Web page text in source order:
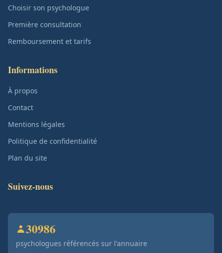
Choisir son psychologue
Première consultation
Remboursement et tarifs
Informations
À propos
Contact
Mentions légales
Politique de confidentialité
Plan du site
Suivez-nous
30986
psychologues référencés sur l'annuaire